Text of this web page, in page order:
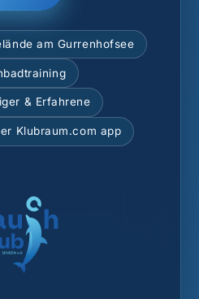
am Gurrenhofsee
& Erfahrene
Klubraum.com app